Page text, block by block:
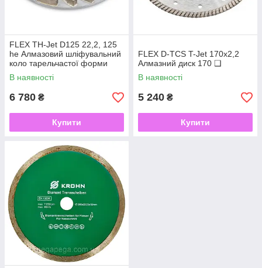
FLEX TH-Jet D125 22,2, 125
he Алмазовий шліфувальний
коло тарельчастої форми
Thermo-Jet
В наявності
6 780 ₴
Купити
FLEX D-TCS T-Jet 170x2,2
Алмазний диск 170 ❑
В наявності
5 240 ₴
Купити